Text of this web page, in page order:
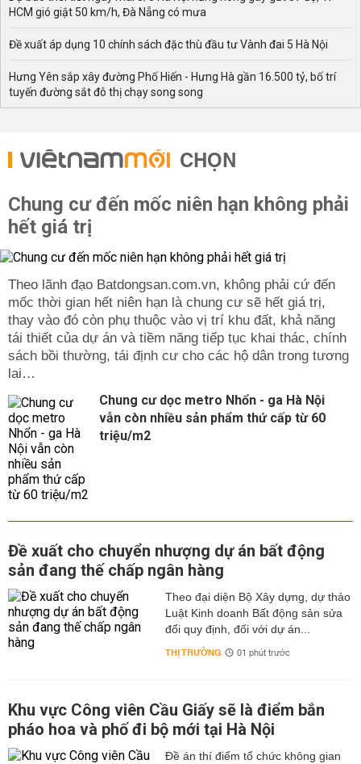
HCM gió giật 50 km/h, Đà Nẵng có mưa
Đề xuất áp dụng 10 chính sách đặc thù đầu tư Vành đai 5 Hà Nội
Hưng Yên sắp xây đường Phố Hiến - Hưng Hà gần 16.500 tỷ, bố trí
tuyến đường sắt đô thị chạy song song
CHỌN
Chung cư đến mốc niên hạn không phải
hết giá trị
Theo lãnh đạo Batdongsan.com.vn, không phải cứ đến
mốc thời gian hết niên hạn là chung cư sẽ hết giá trị,
thay vào đó còn phụ thuộc vào vị trí khu đất, khả năng
tái thiết của dự án và tiềm năng tiếp tục khai thác, chính
sách bồi thường, tái định cư cho các hộ dân trong tương
lai…
Chung cư dọc metro Nhổn - ga Hà Nội
vẫn còn nhiều sản phẩm thứ cấp từ 60
triệu/m2
Đề xuất cho chuyển nhượng dự án bất động
sản đang thế chấp ngân hàng
Theo đại diện Bộ Xây dựng, dự thảo
Luật Kinh doanh Bất động sản sửa
đổi quy định, đối với dự án...
THỊ TRƯỜNG 01 phút trước
Khu vực Công viên Cầu Giấy sẽ là điểm bắn
pháo hoa và phố đi bộ mới tại Hà Nội
Đề án thí điểm tổ chức không gian